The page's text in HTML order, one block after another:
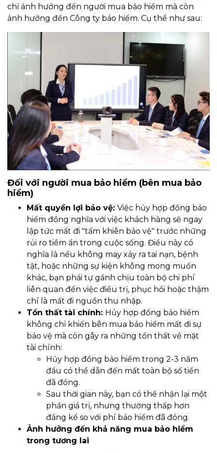
chỉ ảnh hưởng đến người mua bảo hiểm mà còn
ảnh hưởng đến Công ty bảo hiểm. Cụ thể như sau:
Đối với người mua bảo hiểm (bên mua bảo
hiểm)
Mất quyền lợi bảo vệ: Việc hủy hợp đồng bảo
hiểm đồng nghĩa với việc khách hàng sẽ ngay
lập tức mất đi "tấm khiên bảo vệ" trước những
rủi ro tiềm ẩn trong cuộc sống. Điều này có
nghĩa là nếu không may xảy ra tai nạn, bệnh
tật, hoặc những sự kiện không mong muốn
khác, bạn phải tự gánh chịu toàn bộ chi phí
liên quan đến việc điều trị, phục hồi hoặc thậm
chí là mất đi nguồn thu nhập.
Tổn thất tài chính: Hủy hợp đồng bảo hiểm
không chỉ khiến bên mua bảo hiểm mất đi sự
bảo vệ mà còn gây ra những tổn thất về mặt
tài chính:
Hủy hợp đồng bảo hiểm trong 2-3 năm
đầu có thể dẫn đến mất toàn bộ số tiền
đã đóng.
Sau thời gian này, bạn có thể nhận lại một
phần giá trị, nhưng thường thấp hơn
đáng kể so với phí bảo hiểm đã đóng.
Ảnh hưởng đến khả năng mua bảo hiểm
trong tương lai